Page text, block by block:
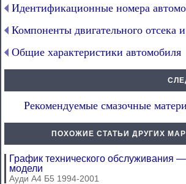
Идентификационные номера
Компоненты двигательного отсека
Общие характеристики автомобиля
Рекомендуемые смазочные
ПОХОЖИЕ СТАТЬИ ДРУГИХ
График технического обслуживания
модели
Ауди А4 Б5 1994-2001